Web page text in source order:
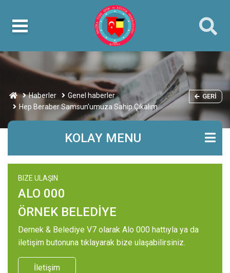
Haberler
Genel haberler
Hep Beraber Samsun'umuza Sahip Çıkalım
GERI
KOLAY MENU
BIZE ULAŞIN
ALO 000
ÖRNEK BELEDİYE
Dernek & Belediye V7 olarak Alo 000 hattıyla ya da
iletişim butonuna tıklayarak bize ulaşabilirsiniz.
İletişim